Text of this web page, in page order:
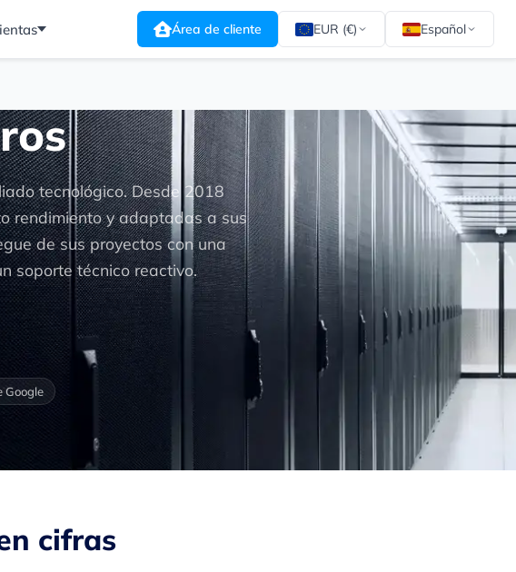
Área de cliente EUR (€) Español
tecnológico. Desde 2018
rendimiento y adaptadas a sus
de sus proyectos con una
soporte técnico reactivo.
Google
cifras